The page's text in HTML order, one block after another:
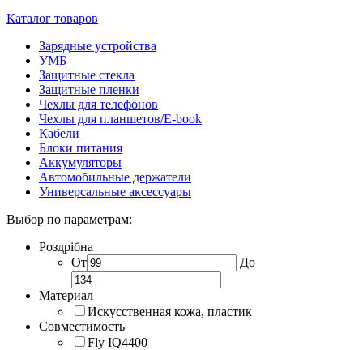
Каталог товаров
Зарядные устройства
УМБ
Защитные стекла
Защитные пленки
Чехлы для телефонов
Чехлы для планшетов/E-book
Кабели
Блоки питания
Аккумуляторы
Автомобильные держатели
Универсальные аксессуары
Выбор по параметрам:
Роздрібна
От
До
Материал
Искусственная кожа, пластик
Совместимость
Fly IQ4400